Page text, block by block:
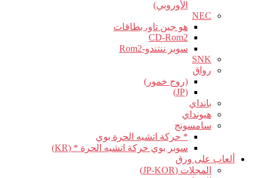
الأوروبي)
NEC
هو جين تاو، بطاقات
CD-Rom2
سوبر ننتندو-Rom2
SNK
رواق
(روج خمور)
(JP)
بانداي
هيونداي
سامسونج
* حركة اتشيه الحرة بوي
سوبر بوي حركة اتشيه الحرة * (KR)
ألعاب على ورق
المجلات (JP-KOR)